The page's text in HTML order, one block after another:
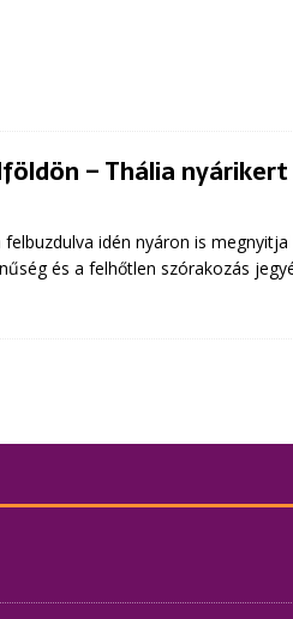
– Thália nyárikert
idén nyáron is
és a felhőtlen szórakozás